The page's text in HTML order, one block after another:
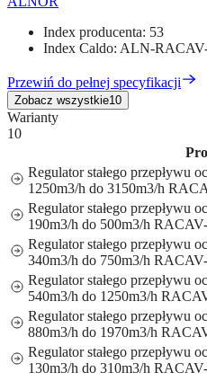
Index producenta: 53
Index Caldo: ALN-
Przewiń do pełnej specyfikacji
Zobacz wszystkie10
Warianty
10
Regulator stałego przepływu
1250m3/h do 3150m3/h
Regulator stałego przepływu
190m3/h do 500m3/h
Regulator stałego przepływu
340m3/h do 750m3/h
Regulator stałego przepływu
540m3/h do 1250m3/h
Regulator stałego przepływu
880m3/h do 1970m3/h
Regulator stałego przepływu
130m3/h do 310m3/h